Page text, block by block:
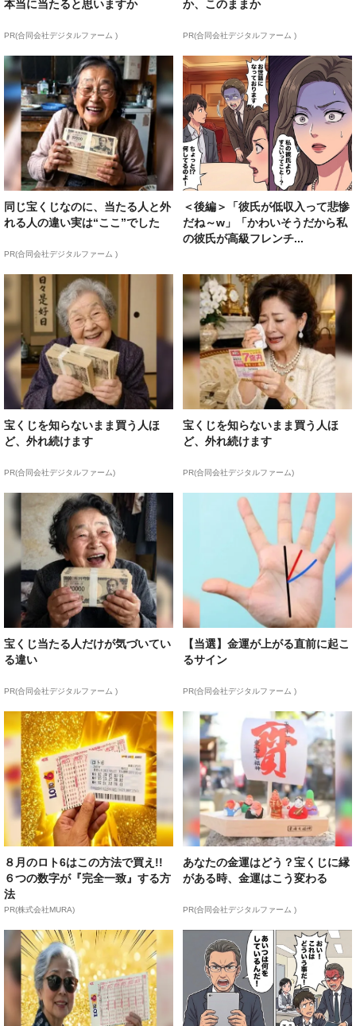
本当に当たると思いますか
PR(合同会社デジタルファーム )
か、このままか
PR(合同会社デジタルファーム )
同じ宝くじなのに、当たる人と外
れる人の違い実は“ここ”でした
PR(合同会社デジタルファーム )
＜後編＞「彼氏が低収入って悲惨
だね～w」「かわいそうだから私
の彼氏が高級フレンチ...
宝くじを知らないまま買う人ほ
ど、外れ続けます
PR(合同会社デジタルファーム)
宝くじを知らないまま買う人ほ
ど、外れ続けます
PR(合同会社デジタルファーム)
宝くじ当たる人だけが気づいてい
る違い
PR(合同会社デジタルファーム )
【当選】金運が上がる直前に起こ
るサイン
PR(合同会社デジタルファーム )
８月のロト6はこの方法で買え!!
６つの数字が『完全一致』する方
法
PR(株式会社MURA)
あなたの金運はどう？宝くじに縁
がある時、金運はこう変わる
PR(合同会社デジタルファーム )